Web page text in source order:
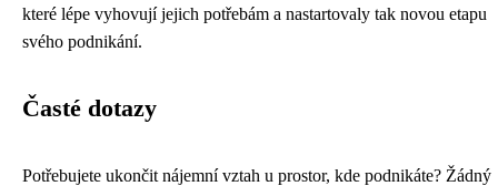
které lépe vyhovují jejich potřebám a nastartovaly tak novou etapu
svého podnikání.
Časté dotazy
Potřebujete ukončit nájemní vztah u prostor, kde podnikáte? Žádný